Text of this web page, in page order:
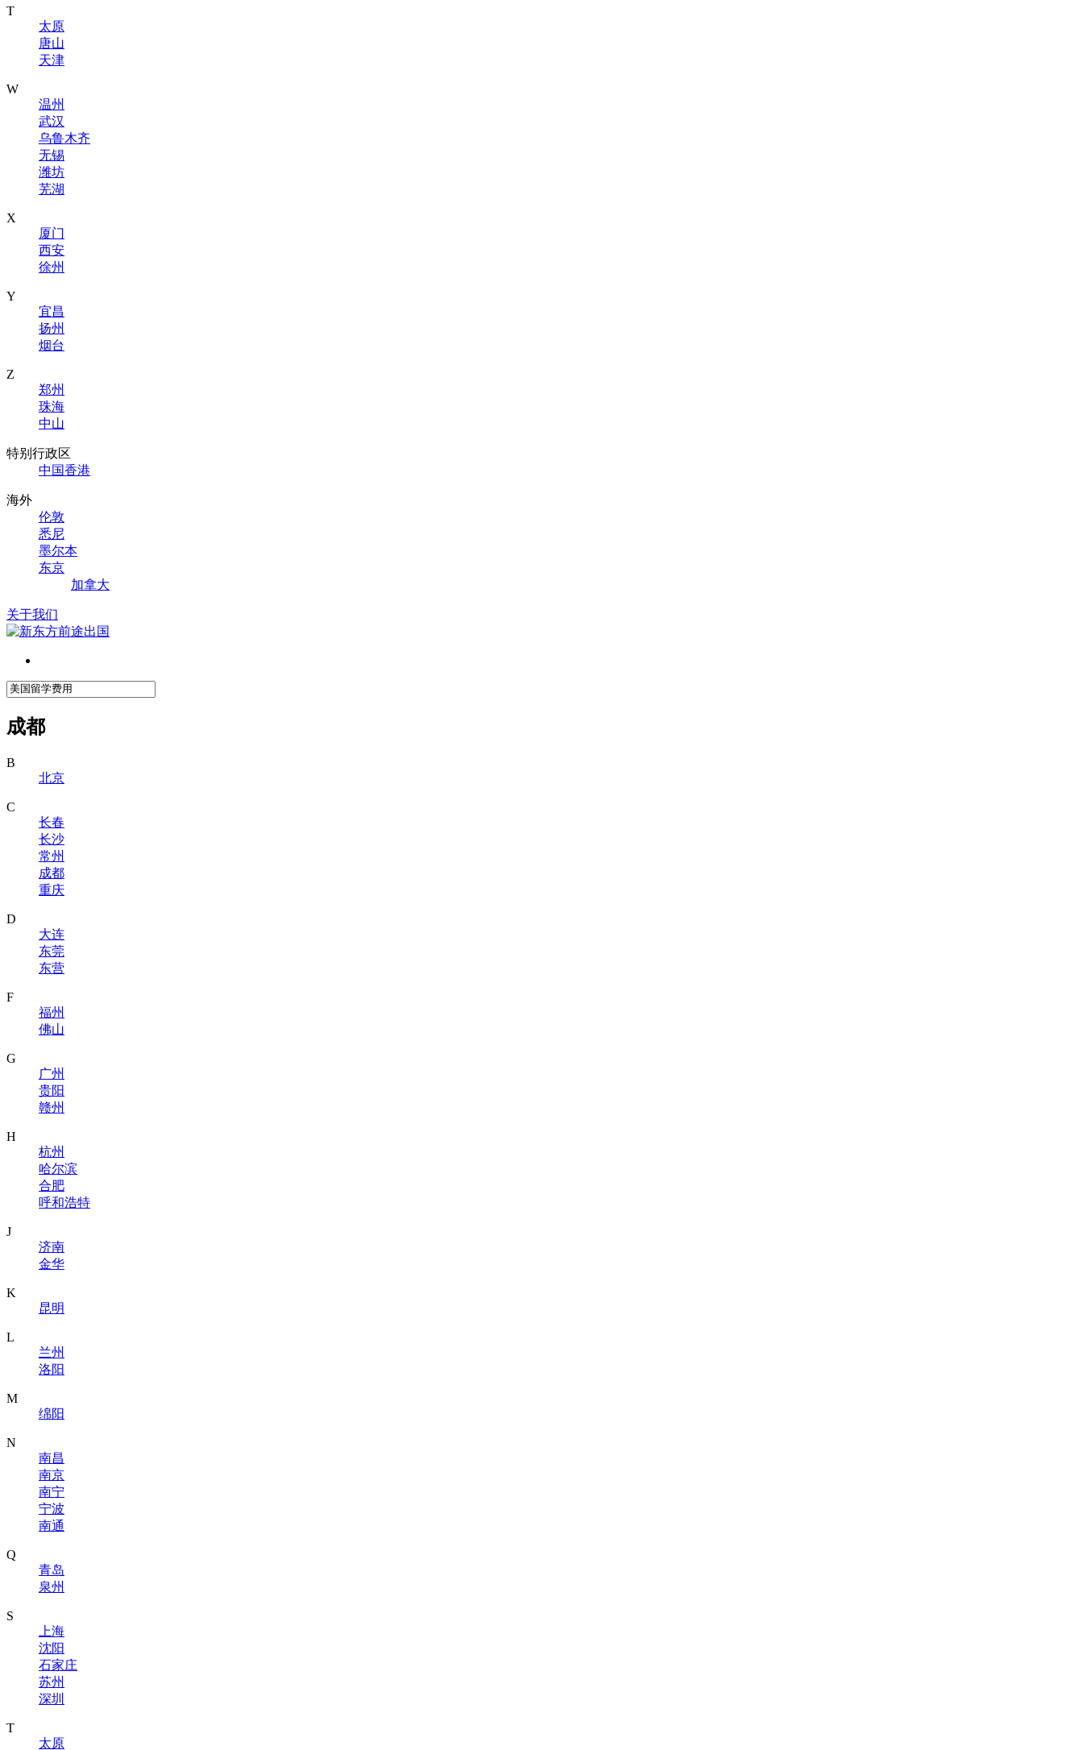
T
太原
唐山
天津
W
温州
武汉
乌鲁木齐
无锡
潍坊
芜湖
X
厦门
西安
徐州
Y
宜昌
扬州
烟台
Z
郑州
珠海
中山
特别行政区
中国香港
海外
伦敦
悉尼
墨尔本
东京
加拿大
关于我们
成都
B
北京
C
长春
长沙
常州
成都
重庆
D
大连
东莞
东营
F
福州
佛山
G
广州
贵阳
赣州
H
杭州
哈尔滨
合肥
呼和浩特
J
济南
金华
K
昆明
L
兰州
洛阳
M
绵阳
N
南昌
南京
南宁
宁波
南通
Q
青岛
泉州
S
上海
沈阳
石家庄
苏州
深圳
T
太原